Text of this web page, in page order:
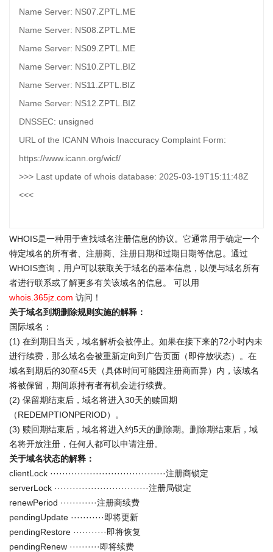
Name Server: NS07.ZPTL.ME
Name Server: NS08.ZPTL.ME
Name Server: NS09.ZPTL.ME
Name Server: NS10.ZPTL.BIZ
Name Server: NS11.ZPTL.BIZ
Name Server: NS12.ZPTL.BIZ
DNSSEC: unsigned
URL of the ICANN Whois Inaccuracy Complaint Form:
https://www.icann.org/wicf/
>>> Last update of whois database: 2025-03-19T15:11:48Z
<<<
WHOIS是一种用于查找域名注册信息的协议。它通常用于确定一个
特定域名的所有者、注册商、注册日期和过期日期等信息。通过
WHOIS查询 ，用户可以获取关于域名的基本信息，以便与域名所有
者进行联系或了解更多有关该域名的信息。 可以用
whois.365jz.com 访问！
关于域名到期删除规则实施的解释：
国际域名：
(1) 在到期日当天，域名解析会被停止。如果在接下来的72小时内未
进行续费，那么域名会被重新定向到广告页面（即停放状态）。在
域名到期后的30至45天（具体时间可能因注册商而异）内，该域名
将被保留，期间原持有者有机会进行续费。
(2) 保留期结束后，域名将进入30天的赎回期
（REDEMPTIONPERIOD）。
(3) 赎回期结束后，域名将进入约5天的删除期。删除期结束后，域
名将开放注册，任何人都可以申请注册。
关于域名状态的解释：
clientLock ······································注册商锁定
serverLock ·······························注册局锁定
renewPeriod ············注册商续费
pendingUpdate ···········即将更新
pendingRestore ···········即将恢复
pendingRenew ··········即将续费